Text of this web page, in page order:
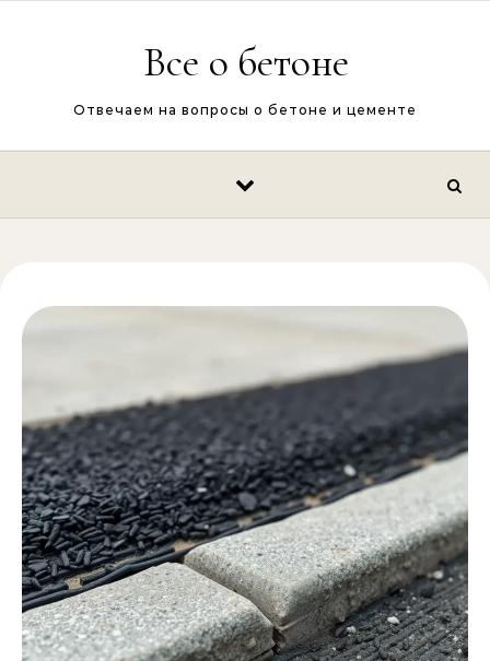
Все о бетоне
Отвечаем на вопросы о бетоне и цементе